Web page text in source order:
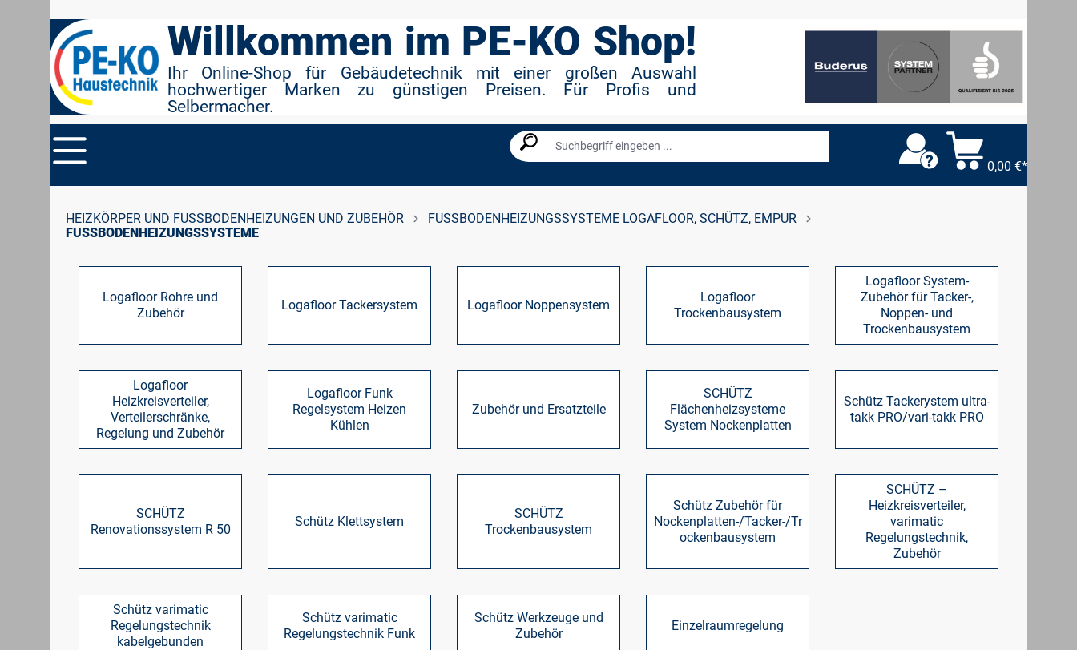
Suche springen
Willkommen im PE-KO Shop!
Ihr Online-Shop für Gebäudetechnik mit einer großen Auswahl
hochwertiger Marken zu günstigen Preisen. Für Profis und
Selbermacher.
0,00 €*
HEIZKÖRPER UND FUSSBODENHEIZUNGEN UND ZUBEHÖR
FUSSBODENHEIZUNGSSYSTEME LOGAFLOOR, SCHÜTZ, EMPUR
FUSSBODENHEIZUNGSSYSTEME
Logafloor Rohre und
Zubehör
Logafloor Tackersystem Logafloor Noppensystem
Logafloor
Trockenbausystem
Logafloor System-
Zubehör für Tacker-,
Noppen- und
Trockenbausystem
Logafloor
Heizkreisverteiler,
Verteilerschränke,
Regelung und Zubehör
Logafloor Funk
Regelsystem Heizen
Kühlen
Zubehör und Ersatzteile
SCHÜTZ
Flächenheizsysteme
System Nockenplatten
Schütz Tackerystem ultra-
takk PRO/vari-takk PRO
SCHÜTZ
Renovationssystem R 50
Schütz Klettsystem
SCHÜTZ
Trockenbausystem
Schütz Zubehör für
Nockenplatten-/Tacker-/Tr
ockenbausystem
SCHÜTZ –
Heizkreisverteiler,
varimatic
Regelungstechnik,
Zubehör
Schütz varimatic
Regelungstechnik
kabelgebunden
Schütz varimatic
Regelungstechnik Funk
Schütz Werkzeuge und
Zubehör
Einzelraumregelung